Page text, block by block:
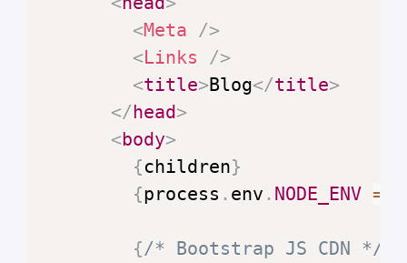
<Meta
/>
<Links
/>
<title>Blog</title>
</head>
<body>
{children}
{process . env . NODE_ENV ===
{/* Bootstrap JS CDN */